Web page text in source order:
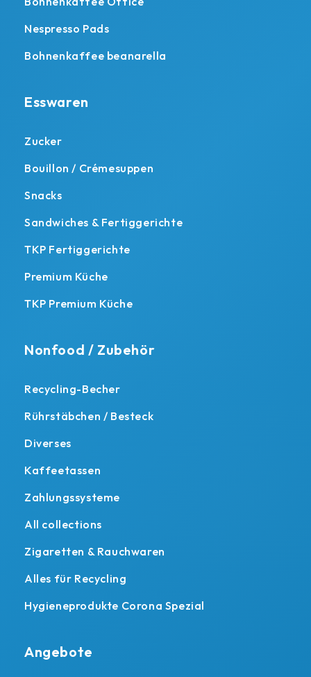
Nespresso Pads
Bohnenkaffee beanarella
Esswaren
Zucker
Bouillon / Crémesuppen
Snacks
Sandwiches & Fertiggerichte
TKP Fertiggerichte
Premium Küche
TKP Premium Küche
Nonfood / Zubehör
Recycling-Becher
Rührstäbchen / Besteck
Diverses
Kaffeetassen
Zahlungssysteme
All collections
Zigaretten & Rauchwaren
Alles für Recycling
Hygieneprodukte Corona Spezial
Angebote